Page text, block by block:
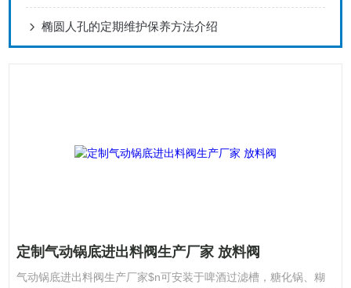
椭圆人孔的定期维护保养方法介绍
定制气动锅底进出料阀生产厂家 放料阀
气动锅底进出料阀生产厂家$n可安装于啤酒过滤槽，糖化锅、糊